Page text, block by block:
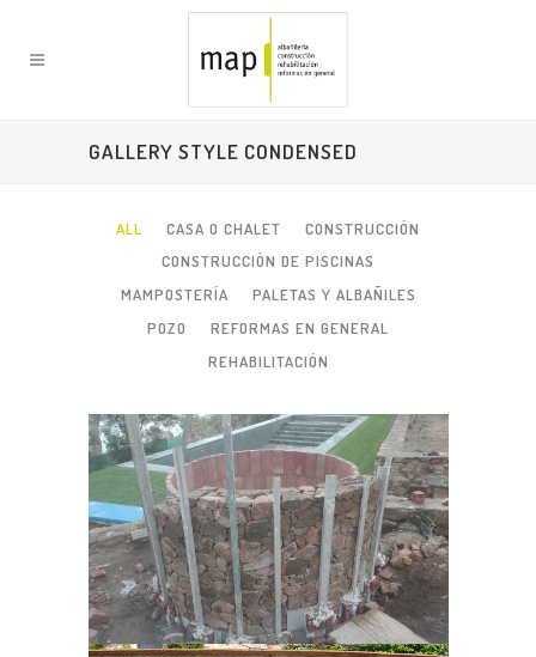
GALLERY STYLE CONDENSED
ALL CASA O CHALET
CONSTRUCCIÓN
CONSTRUCCIÓN DE PISCINAS
MAMPOSTERÍA
PALETAS Y ALBAÑILES
POZO
REFORMAS EN GENERAL
REHABILITACIÓN